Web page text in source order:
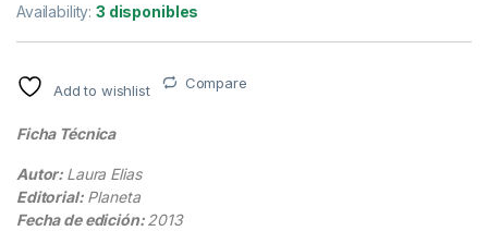
Availability:3 disponibles
Add to wishlist Compare
Ficha Técnica
Autor: Laura Elias
Editorial:Planeta
Fecha de edición: 2013